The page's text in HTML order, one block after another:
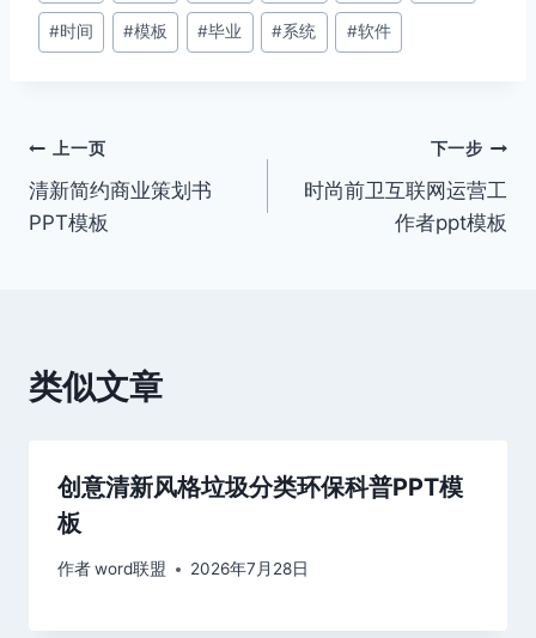
签：
#时间 #模板 #毕业 #系统 #软件
文
章
上一页
清新简约商业策划书
PPT模板
下一步
时尚前卫互联网运营工
作者ppt模板
类似文章
创意清新风格垃圾分类环保科普PPT模
板
作者word联盟 2026年7月28日